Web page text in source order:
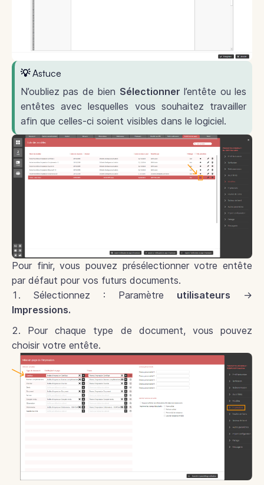
💡 Astuce
N’oubliez pas de bien Sélectionner l’entête ou les
entêtes avec lesquelles vous souhaitez travailler
afin que celles-ci soient visibles dans le logiciel.
Pour finir, vous pouvez présélectionner votre entête
par défaut pour vos futurs documents.
Sélectionnez : Paramètre utilisateurs →
Impressions.
Pour chaque type de document, vous pouvez
choisir votre entête.